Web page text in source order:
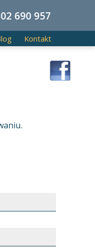
690 957
Kontakt